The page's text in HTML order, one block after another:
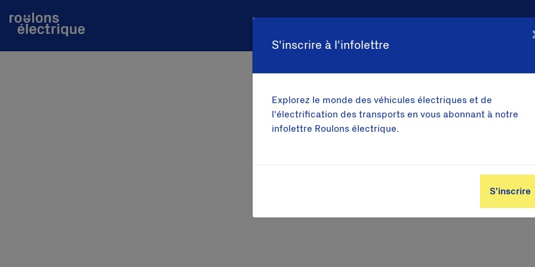
S'inscrire à l'infolettre
Explorez le monde des véhicules électriques et de
l'électrification des transports en vous abonnant à notre
infolettre Roulons électrique.
S'inscrire